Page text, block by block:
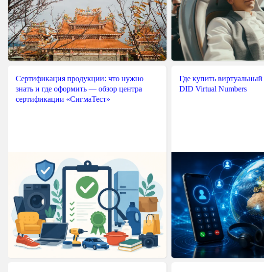
$this->handler = curl_init
$this->url = $url ;
$this->port = $port;
$this->login = $login ;
$this-> = $headers;
$this-> = $cookie
public function __destruct ()
{
if ( is_resource ( $this->handler)
curl_close($this->handler);
}
/**
	 * Wake up method to enable unserialization
Сертификация продукции: что нужно
знать и где оформить — обзор центра
сертификации «СигмаТест»
Где купить
DID Virtual Numbers